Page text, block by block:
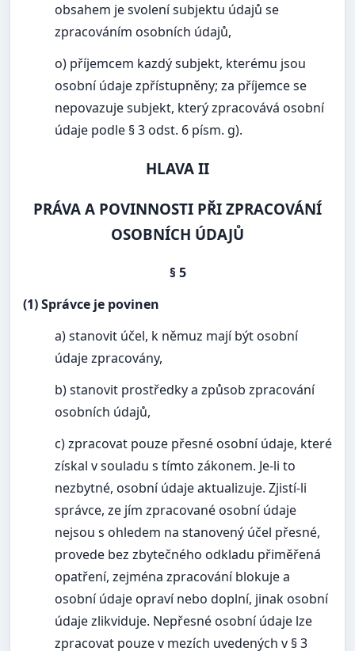
obsahem je svolení subjektu údajů se
zpracováním osobních údajů,
o) příjemcem kazdý subjekt, kterému jsou
osobní údaje zpřístupněny; za příjemce se
nepovazuje subjekt, který zpracovává osobní
údaje podle § 3 odst. 6 písm. g).
HLAVA II
PRÁVA A POVINNOSTI PŘI ZPRACOVÁNÍ
OSOBNÍCH ÚDAJŮ
§ 5
(1) Správce je povinen
a) stanovit účel, k němuz mají být osobní
údaje zpracovány,
b) stanovit prostředky a způsob zpracování
osobních údajů,
c) zpracovat pouze přesné osobní údaje, které
získal v souladu s tímto zákonem. Je-li to
nezbytné, osobní údaje aktualizuje. Zjistí-li
správce, ze jím zpracované osobní údaje
nejsou s ohledem na stanovený účel přesné,
provede bez zbytečného odkladu přiměřená
opatření, zejména zpracování blokuje a
osobní údaje opraví nebo doplní, jinak osobní
údaje zlikviduje. Nepřesné osobní údaje lze
zpracovat pouze v mezích uvedených v § 3